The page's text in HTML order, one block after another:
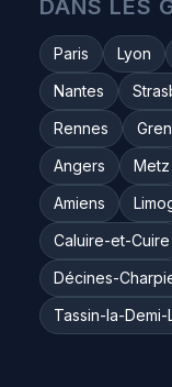
DANS LES
Paris Lyon
Nantes
Rennes
Angers
Metz
Amiens
Caluire-et-Cuire
Décines-
Tassin-la-Demi-